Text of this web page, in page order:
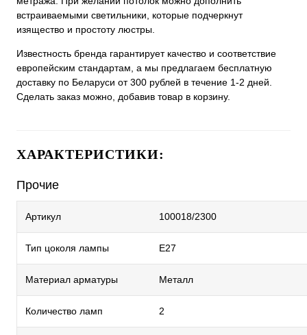
встраиваемыми светильники, которые подчеркнут
изящество и простоту люстры.
Известность бренда гарантирует качество и соответствие
европейским стандартам, а мы предлагаем бесплатную
доставку по Беларуси от 300 рублей в течение 1-2 дней.
Сделать заказ можно, добавив товар в корзину.
ХАРАКТЕРИСТИКИ:
Прочие
Артикул 100018/2300
Тип цоколя лампы E27
Материал арматуры Металл
Количество ламп 2